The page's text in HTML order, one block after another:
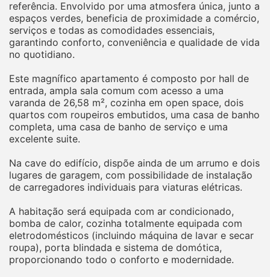
referência. Envolvido por uma atmosfera única, junto a
espaços verdes, beneficia de proximidade a comércio,
serviços e todas as comodidades essenciais,
garantindo conforto, conveniência e qualidade de vida
no quotidiano.
Este magnífico apartamento é composto por hall de
entrada, ampla sala comum com acesso a uma
varanda de 26,58 m², cozinha em open space, dois
quartos com roupeiros embutidos, uma casa de banho
completa, uma casa de banho de serviço e uma
excelente suite.
Na cave do edifício, dispõe ainda de um arrumo e dois
lugares de garagem, com possibilidade de instalação
de carregadores individuais para viaturas elétricas.
A habitação será equipada com ar condicionado,
bomba de calor, cozinha totalmente equipada com
eletrodomésticos (incluindo máquina de lavar e secar
roupa), porta blindada e sistema de domótica,
proporcionando todo o conforto e modernidade.